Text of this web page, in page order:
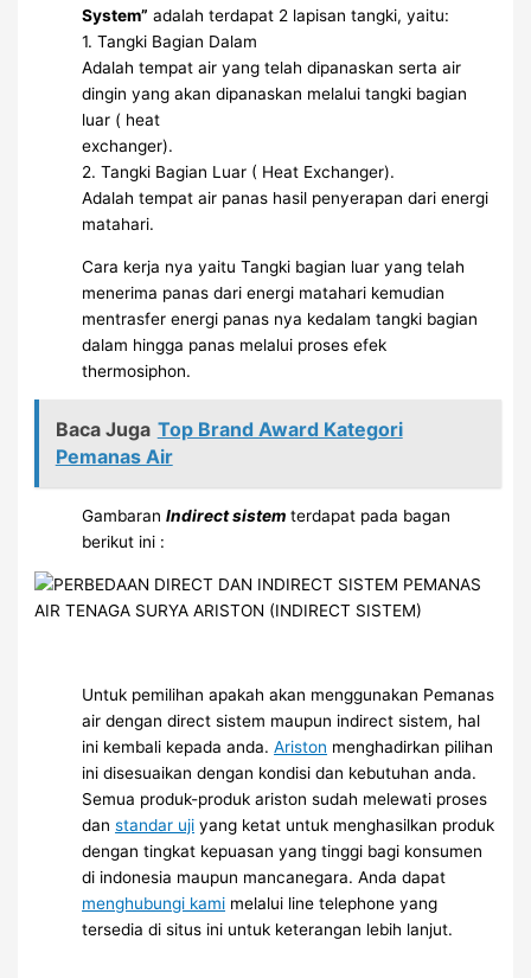
System” adalah terdapat 2 lapisan tangki, yaitu:
1. Tangki Bagian Dalam
Adalah tempat air yang telah dipanaskan serta air
dingin yang akan dipanaskan melalui tangki bagian
luar ( heat
exchanger).
2. Tangki Bagian Luar ( Heat Exchanger).
Adalah tempat air panas hasil penyerapan dari energi
matahari.
Cara kerja nya yaitu Tangki bagian luar yang telah
menerima panas dari energi matahari kemudian
mentrasfer energi panas nya kedalam tangki bagian
dalam hingga panas melalui proses efek
thermosiphon.
Baca Juga Top Brand Award Kategori
Pemanas Air
GambaranIndirectsistem terdapat pada bagan
berikut ini :
Untuk pemilihan apakah akan menggunakan Pemanas
air dengan direct sistem maupun indirect sistem, hal
ini kembali kepada anda.Ariston menghadirkan pilihan
ini disesuaikan dengan kondisi dan kebutuhan anda.
Semua produk-produk ariston sudah melewati proses
danstandar uji yang ketat untuk menghasilkan produk
dengan tingkat kepuasan yang tinggi bagi konsumen
di indonesia maupun mancanegara. Anda dapat
menghubungi kami melalui line telephone yang
tersedia di situs ini untuk keterangan lebih lanjut.